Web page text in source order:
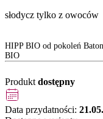
słodycz tylko z owoców
HIPP BIO od pokoleń
BIO
Produkt dostępny
Data przydatności: